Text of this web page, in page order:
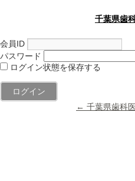
千葉県歯
会員ID
パスワード
ログイン状態を保存する
← 千葉県歯科